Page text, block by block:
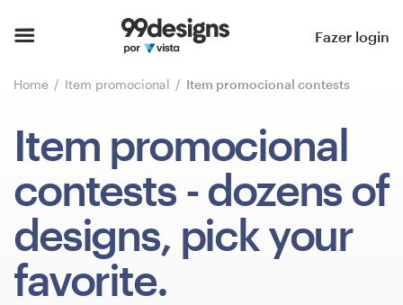
Fazer login
Home Item promocional Item promocional contests
Item promocional
contests - dozens of
designs, pick your
favorite.
Página inicial
Pesquisar categorias
Encontre um designer
Inspiração
99designs Pro